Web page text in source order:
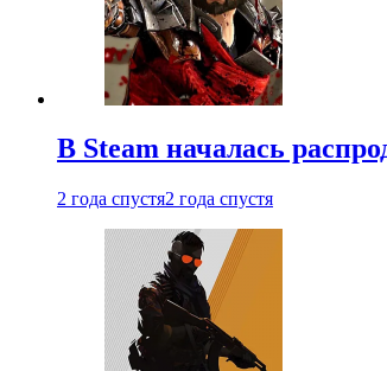
В Steam началась
2 года спустя2 года спустя